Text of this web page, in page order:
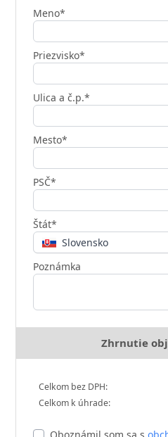
Meno*
Priezvisko*
Ulica a č.p.*
Mesto*
PSČ*
Štát*
Slovensko
Poznámka
Zhrnutie
Celkom bez DPH:
Celkom k úhrade: